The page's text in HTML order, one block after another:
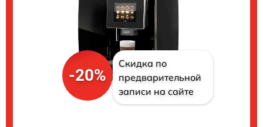
-20%
Скидка по
предварительной
записи на сайте